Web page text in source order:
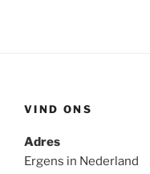
VIND ONS
Adres
Ergens in Nederland